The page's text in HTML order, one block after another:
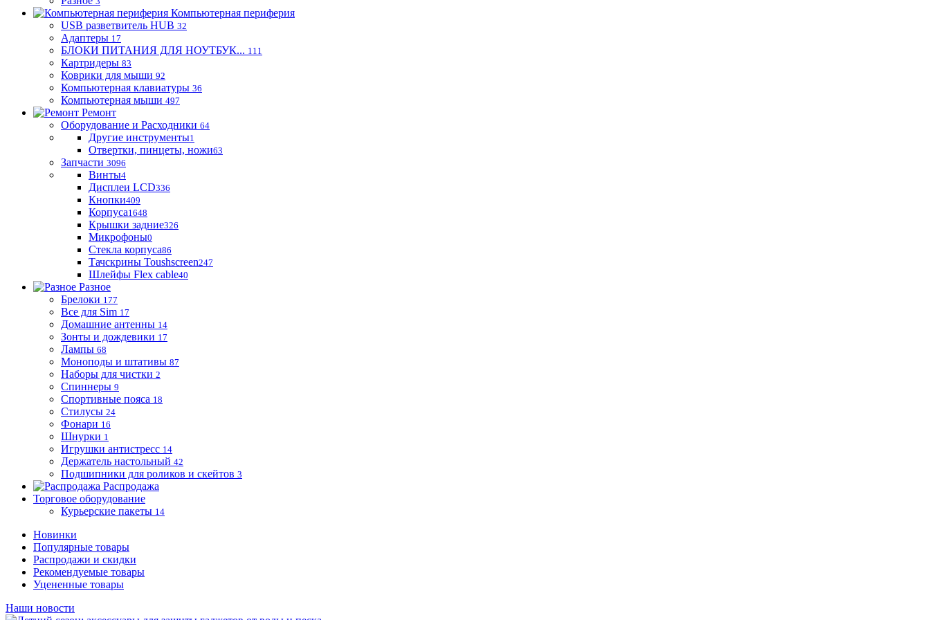
Компьютерная периферия
USB разветвитель HUB 32
Адаптеры 17
БЛОКИ ПИТАНИЯ ДЛЯ НОУТБУК... 111
Картридеры 83
Коврики для мыши 92
Компьютерная клавиатуры 36
Компьютерная мыши 497
Ремонт
Оборудование и Расходники 64
Другие инструменты1
Отвертки, пинцеты, ножи63
Запчасти 3096
Винты4
Дисплеи LCD336
Кнопки409
Корпуса1648
Крышки задние326
Микрофоны0
Стекла корпуса86
Тачскрины Toushscreen247
Шлейфы Flex cable40
Разное
Брелоки 177
Все для Sim 17
Домашние антенны 14
Зонты и дождевики 17
Лампы 68
Моноподы и штативы 87
Наборы для чистки 2
Спиннеры 9
Спортивные пояса 18
Стилусы 24
Фонари 16
Шнурки 1
Игрушки антистресс 14
Держатель настольный 42
Подшипники для роликов и скейтов 3
Распродажа
Торговое оборудование
Курьерские пакеты 14
Новинки
Популярные товары
Распродажи и скидки
Рекомендуемые товары
Уцененные товары
Наши новости